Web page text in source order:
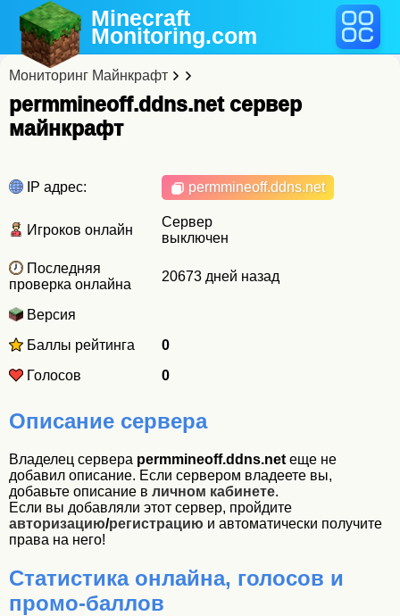
Minecraft
Monitoring.com
Мониторинг Майнкрафт
permmineoff.ddns.net cервер
майнкрафт
IP адрес: permmineoff.ddns.net
Игроков онлайн
Сервер
выключен
Последняя
проверка онлайна
20673 дней назад
Версия
Баллы рейтинга
0
Голосов
0
Описание сервера
Владелец сервера permmineoff.ddns.net еще не
добавил описание. Если сервером владеете вы,
добавьте описание в личном кабинете.
Если вы добавляли этот сервер, пройдите
авторизацию/регистрацию и автоматически получите
права на него!
Статистика онлайна, голосов и
промо-баллов